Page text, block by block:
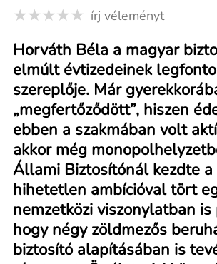
írj véleményt
Horváth Béla a magyar
elmúlt évtizedeinek
szereplője. Már
„megfertőződött”, hiszen
ebben a szakmában volt
akkor még
Állami Biztosítónál kezdte
hihetetlen ambícióval tört
nemzetközi viszonylatban
hogy négy zöldmezős
biztosító alapításában is